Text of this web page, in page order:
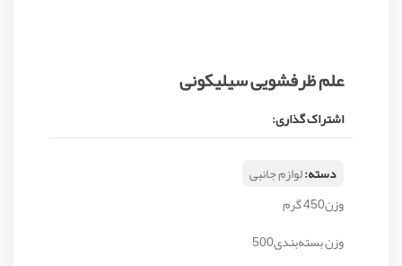
علم ظرفشویی سیلیکونی
اشتراک گذاری:
دسته:لوازم جانبی
وزن450 گرم
وزن بسته‌بندی500